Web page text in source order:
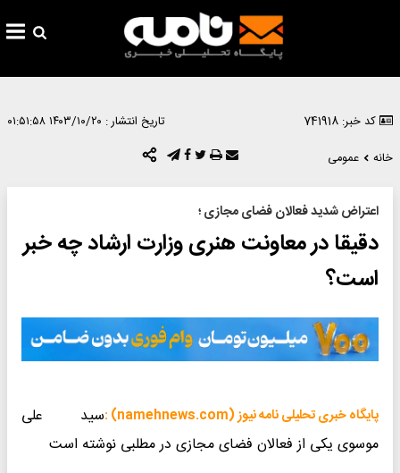
کد خبر: 741918 تاریخ انتشار : ۱۴۰۳/۱۰/۲۰ ۰۱:۵۱:۵۸
خانه
عمومی
اعتراض شدید فعالان فضای مجازی ؛
دقیقا در معاونت هنری وزارت ارشاد چه خبر
است؟
پایگاه خبری تحلیلی نامه نیوز (namehnews.com) :
سید علی
موسوی یکی از فعالان فضای مجازی در مطلبی نوشته است